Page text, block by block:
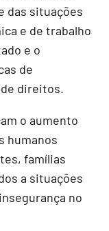
das situações
e de trabalho
e o
de
direitos.
o aumento
humanos
famílias
a situações
no